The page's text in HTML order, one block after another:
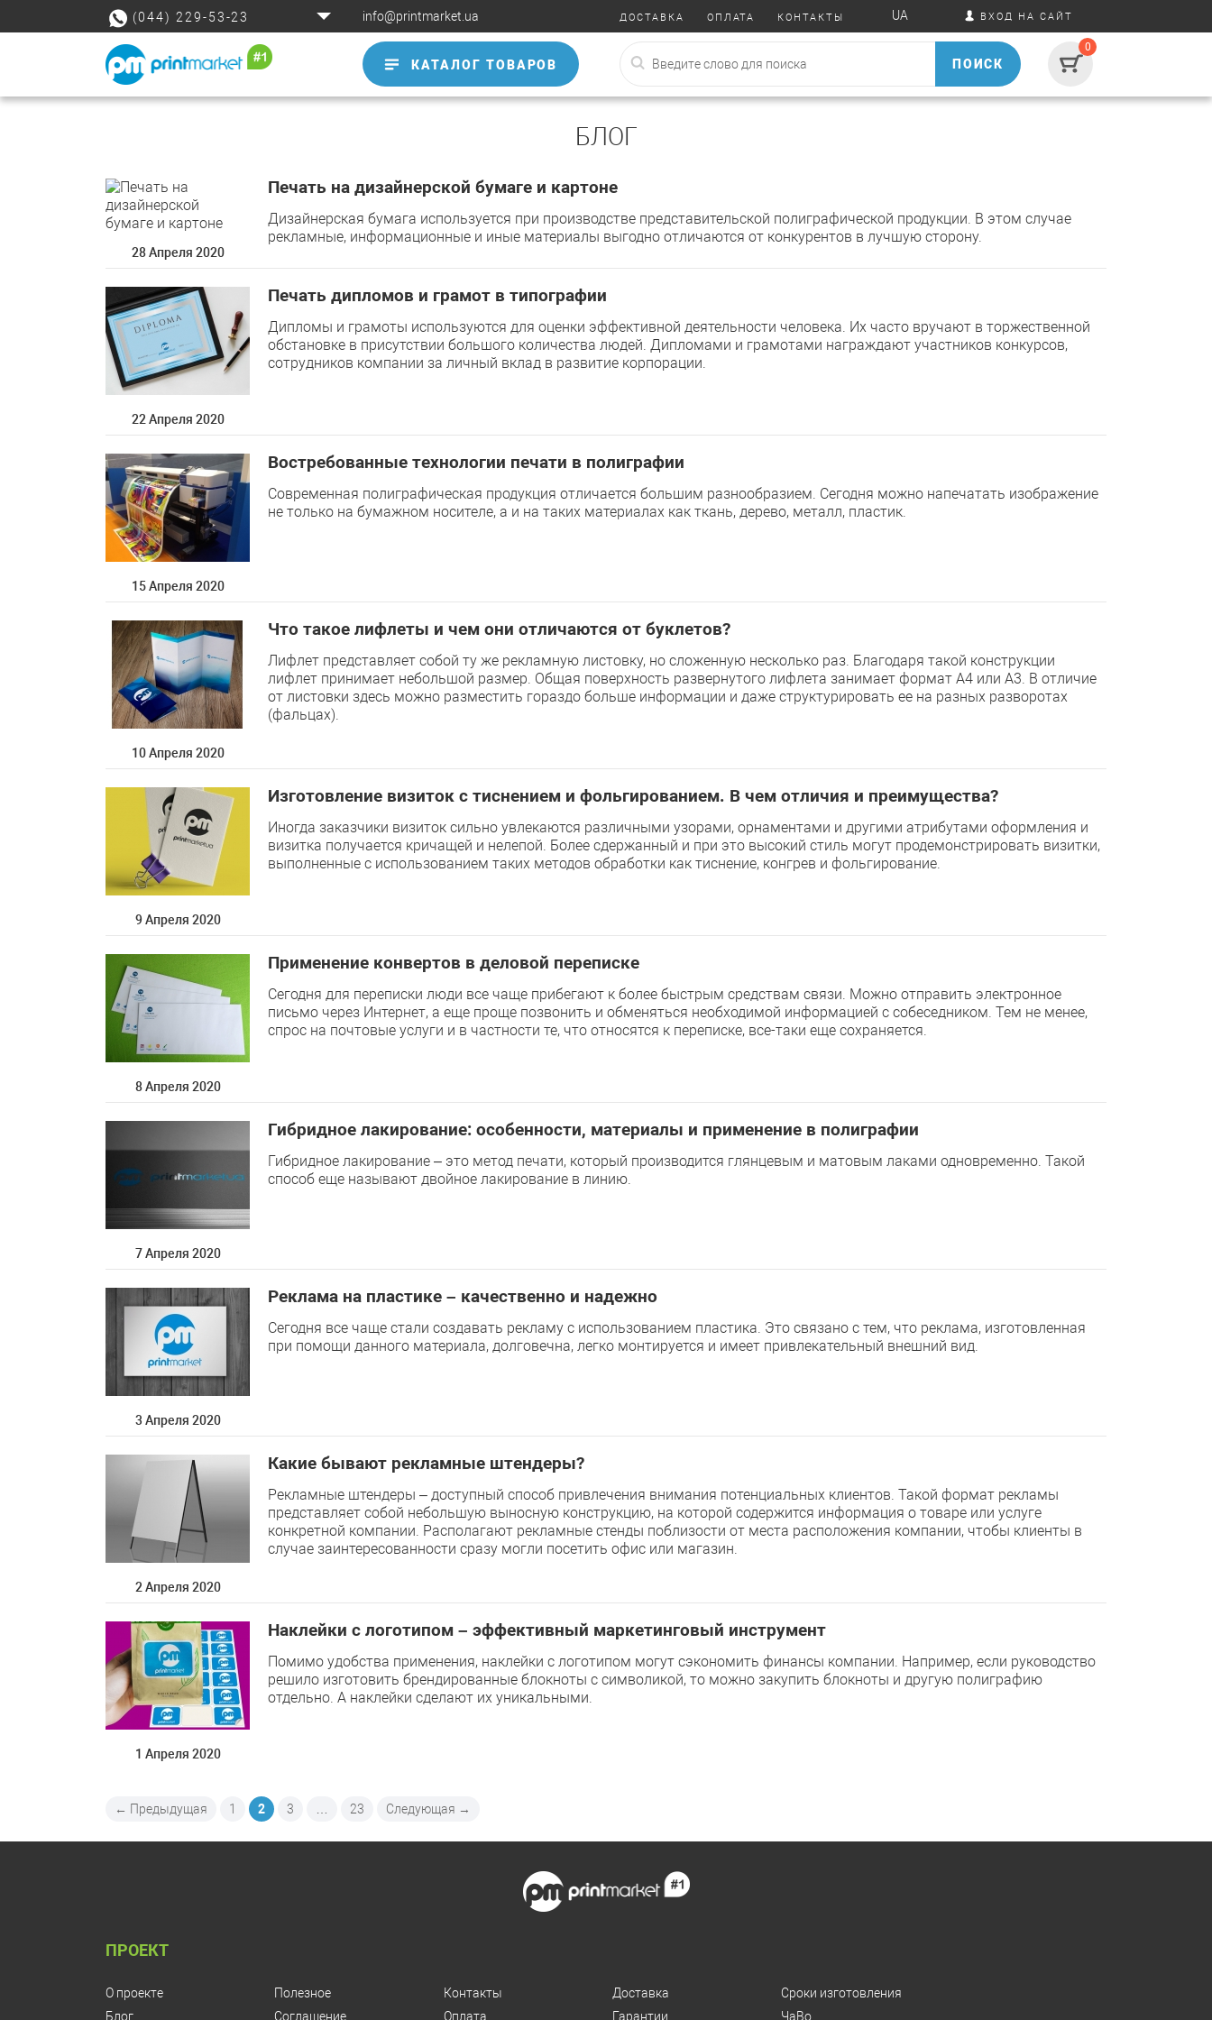
(044) 229-53-23 info@printmarket.ua ДОСТАВКА ОПЛАТА КОНТАКТЫ UA ВХОД НА САЙТ
КАТАЛОГ ТОВАРОВ ПОИСК
0
БЛОГ
28 Апреля 2020
Печать на дизайнерской бумаге и картоне
Дизайнерская бумага используется при производстве представительской полиграфической продукции. В этом случае
рекламные, информационные и иные материалы выгодно отличаются от конкурентов в лучшую сторону.
22 Апреля 2020
Печать дипломов и грамот в типографии
Дипломы и грамоты используются для оценки эффективной деятельности человека. Их часто вручают в торжественной
обстановке в присутствии большого количества людей. Дипломами и грамотами награждают участников конкурсов,
сотрудников компании за личный вклад в развитие корпорации.
15 Апреля 2020
Востребованные технологии печати в полиграфии
Современная полиграфическая продукция отличается большим разнообразием. Сегодня можно напечатать изображение
не только на бумажном носителе, а и на таких материалах как ткань, дерево, металл, пластик.
10 Апреля 2020
Что такое лифлеты и чем они отличаются от буклетов?
Лифлет представляет собой ту же рекламную листовку, но сложенную несколько раз. Благодаря такой конструкции
лифлет принимает небольшой размер. Общая поверхность развернутого лифлета занимает формат А4 или А3. В отличие
от листовки здесь можно разместить гораздо больше информации и даже структурировать ее на разных разворотах
(фальцах).
9 Апреля 2020
Изготовление визиток с тиснением и фольгированием. В чем отличия и преимущества?
Иногда заказчики визиток сильно увлекаются различными узорами, орнаментами и другими атрибутами оформления и
визитка получается кричащей и нелепой. Более сдержанный и при это высокий стиль могут продемонстрировать визитки,
выполненные с использованием таких методов обработки как тиснение, конгрев и фольгирование.
8 Апреля 2020
Применение конвертов в деловой переписке
Сегодня для переписки люди все чаще прибегают к более быстрым средствам связи. Можно отправить электронное
письмо через Интернет, а еще проще позвонить и обменяться необходимой информацией с собеседником. Тем не менее,
спрос на почтовые услуги и в частности те, что относятся к переписке, все-таки еще сохраняется.
7 Апреля 2020
Гибридное лакирование: особенности, материалы и применение в полиграфии
Гибридное лакирование – это метод печати, который производится глянцевым и матовым лаками одновременно. Такой
способ еще называют двойное лакирование в линию.
3 Апреля 2020
Реклама на пластике – качественно и надежно
Сегодня все чаще стали создавать рекламу с использованием пластика. Это связано с тем, что реклама, изготовленная
при помощи данного материала, долговечна, легко монтируется и имеет привлекательный внешний вид.
2 Апреля 2020
Какие бывают рекламные штендеры?
Рекламные штендеры – доступный способ привлечения внимания потенциальных клиентов. Такой формат рекламы
представляет собой небольшую выносную конструкцию, на которой содержится информация о товаре или услуге
конкретной компании. Располагают рекламные стенды поблизости от места расположения компании, чтобы клиенты в
случае заинтересованности сразу могли посетить офис или магазин.
1 Апреля 2020
Наклейки с логотипом – эффективный маркетинговый инструмент
Помимо удобства применения, наклейки с логотипом могут сэкономить финансы компании. Например, если руководство
решило изготовить брендированные блокноты с символикой, то можно закупить блокноты и другую полиграфию
отдельно. А наклейки сделают их уникальными.
← Предыдущая 1 2 3 23 Следующая →
ПРОЕКТ
О проекте
Блог
Полезное
Соглашение
Контакты
Оплата
Доставка
Гарантии
Сроки изготовления
ЧаВо